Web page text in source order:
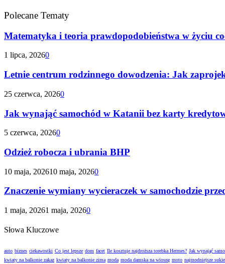
Polecane Tematy
Matematyka i teoria prawdopodobieństwa w życiu
1 lipca, 20260
Letnie centrum rodzinnego dowodzenia: Jak
25 czerwca, 20260
Jak wynająć samochód w Katanii bez karty
5 czerwca, 20260
Odzież robocza i ubrania BHP
10 maja, 202610 maja, 20260
Znaczenie wymiany wycieraczek w samochodzie
1 maja, 20261 maja, 20260
Słowa Kluczowe
auto biznes ciekawostki Co jest lepsze dom facet Ile kosztuje najdroższa torebka Hermes? Jak wynająć
kwiaty na balkonie zakaz kwiaty na balkonie zima moda moda damska na wiosnę moto najmodniejsze